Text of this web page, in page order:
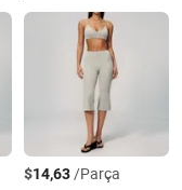
$14,63/Parça